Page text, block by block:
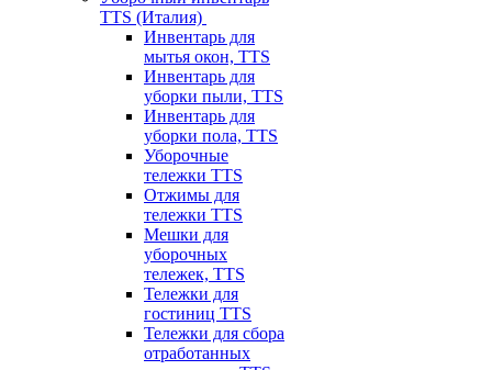
TTS (Италия)
Инвентарь для
мытья окон, TTS
Инвентарь для
уборки пыли, TTS
Инвентарь для
уборки пола, TTS
Уборочные
тележки TTS
Отжимы для
тележки TTS
Мешки для
уборочных
тележек, TTS
Тележки для
гостиниц TTS
Тележки для сбора
отработанных